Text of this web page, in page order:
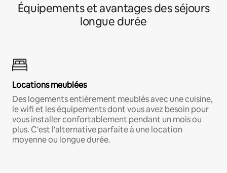
Équipements et avantages des séjours
longue durée
Locations meublées
Des logements entièrement meublés avec une cuisine,
le wifi et les équipements dont vous avez besoin pour
vous installer confortablement pendant un mois ou
plus. C'est l'alternative parfaite à une location
moyenne ou longue durée.